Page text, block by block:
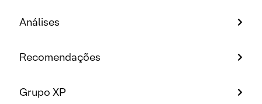
Análises
Recomendações
Grupo XP